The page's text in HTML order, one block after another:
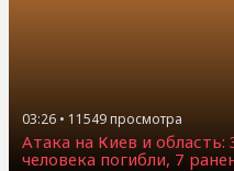
03:26 • 11549просмотра
Атака на Киев и область:
человека погибли, 7